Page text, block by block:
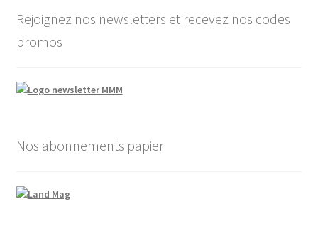
Rejoignez nos newsletters et recevez nos codes
promos
Nos abonnements papier